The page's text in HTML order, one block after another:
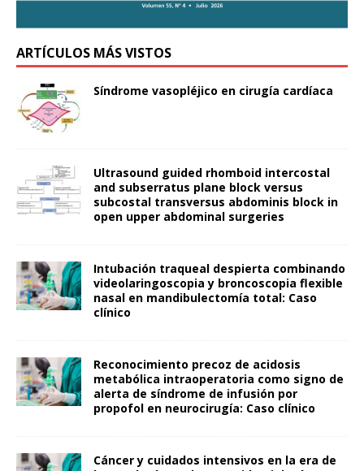
ARTÍCULOS MÁS VISTOS
Síndrome vasopléjico en cirugía cardíaca
Ultrasound guided rhomboid intercostal
and subserratus plane block versus
subcostal transversus abdominis block in
open upper abdominal surgeries
Intubación traqueal despierta combinando
videolaringoscopia y broncoscopia flexible
nasal en mandibulectomía total: Caso
clínico
Reconocimiento precoz de acidosis
metabólica intraoperatoria como signo de
alerta de síndrome de infusión por
propofol en neurocirugía: Caso clínico
Cáncer y cuidados intensivos en la era de